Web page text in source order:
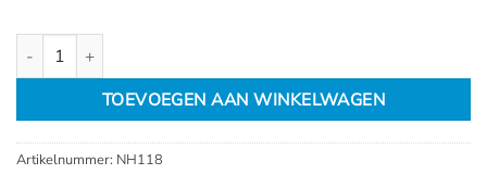
Natural Health Steamed Carnivore Salmon aantal
TOEVOEGEN AAN WINKELWAGEN
Artikelnummer: NH118